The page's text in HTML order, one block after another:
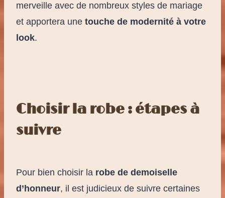
merveille avec de nombreux styles de mariage
et apportera une touche de modernité à votre
look.
Choisir la robe : étapes à
suivre
Pour bien choisir la robe de demoiselle
d’honneur, il est judicieux de suivre certaines